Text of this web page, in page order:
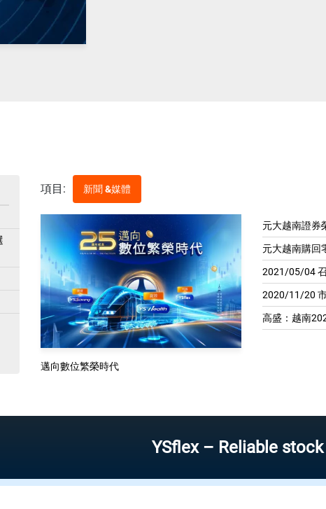
項目: 新聞 &媒體
邁向數位繁榮時代
元大越南證券
元大越南購回
2021/05/04
2020/11/20
高盛：越南
YSflex – Reliable stock